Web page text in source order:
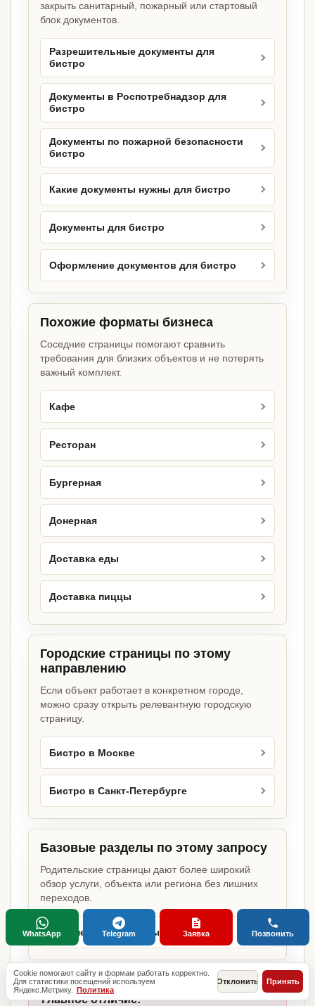
закрыть санитарный, пожарный или стартовый
блок документов.
Разрешительные документы для
бистро
Документы в Роспотребнадзор для
бистро
Документы по пожарной безопасности
бистро
Какие документы нужны для бистро
Документы для бистро
Оформление документов для бистро
Похожие форматы бизнеса
Соседние страницы помогают сравнить
требования для близких объектов и не потерять
важный комплект.
Кафе
Ресторан
Бургерная
Донерная
Доставка еды
Доставка пиццы
Городские страницы по этому
направлению
Если объект работает в конкретном городе,
можно сразу открыть релевантную городскую
страницу.
Бистро в Москве
Бистро в Санкт-Петербурге
Базовые разделы по этому запросу
Родительские страницы дают более широкий
обзор услуги, объекта или региона без лишних
переходов.
Документы для открытия бизнеса
Главное отличие:
Cookie помогают сайту и формам работать корректно.
Для статистики посещений используем
Яндекс.Метрику. Политика
Отклонить Принять
WhatsApp Telegram Заявка Позвонить